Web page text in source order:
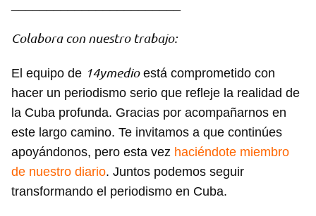
Colabora con nuestro trabajo:
El equipo de 14ymedioestá comprometido con
hacer un periodismo serio que refleje la realidad de
la Cuba profunda. Gracias por acompañarnos en
este largo camino. Te invitamos a que continúes
apoyándonos, pero esta vez haciéndote miembro
de nuestro diario. Juntos podemos seguir
transformando el periodismo en Cuba.